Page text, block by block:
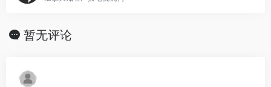
暂无评论